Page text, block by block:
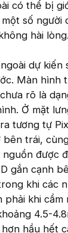
có thể bị
số người
hài lòng.
dự kiến
Màn hình
rõ là
Ở mặt
tương tự
trái,
được
gắn cạnh
khi các
khi cầm
4.5-
hầu hết